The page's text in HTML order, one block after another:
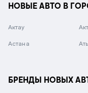
НОВЫЕ АВТО В
Актау
Астана
БРЕНДЫ НОВЫХ